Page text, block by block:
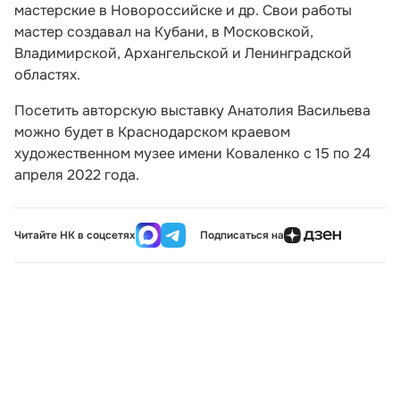
мастерские в Новороссийске и др. Свои работы
мастер создавал на Кубани, в Московской,
Владимирской, Архангельской и Ленинградской
областях.
Посетить авторскую выставку Анатолия Васильева
можно будет в Краснодарском краевом
художественном музее имени Коваленко с 15 по 24
апреля 2022 года.
Читайте НК в соцсетях Подписаться на